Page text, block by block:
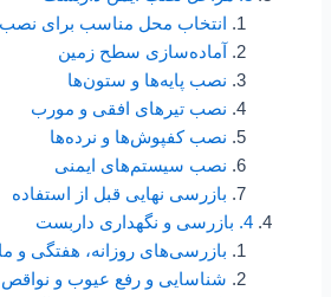
انتخاب محل مناسب برای نصب
آماده‌سازی سطح زمین
نصب پایه‌ها و ستون‌ها
نصب تیرهای افقی و مورب
نصب کفپوش‌ها و نرده‌ها
نصب سیستم‌های ایمنی
بازرسی نهایی قبل از استفاده
4. بازرسی و نگهداری داربست
بازرسی‌های روزانه، هفتگی و
شناسایی و رفع عیوب و نواقص